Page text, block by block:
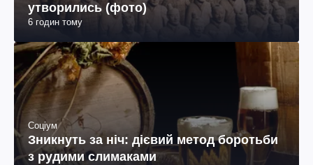
утворились (фото)
6 годин тому
Соціум
Зникнуть за ніч: дієвий метод боротьби
з рудими слимаками